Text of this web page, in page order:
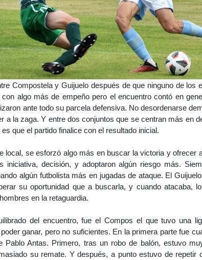
Compostela y Guijuelo después de que ninguno de los
algo más de empeño pero el encuentro contó en
ante todo su parcela defensiva. No desordenarse
a la zaga. Y entre dos conjuntos que se centran más en
que el partido finalice con el resultado inicial.
local, se esforzó algo más en buscar la victoria y ofrecer
iniciativa, decisión, y adoptaron algún riesgo más.
algún futbolista más en jugadas de ataque. El
su oportunidad que a buscarla, y cuando atacaba,
en la retaguardia.
del encuentro, fue el Compos el que tuvo una
ganar, pero no suficientes. En la primera parte fue
Pablo Antas. Primero, tras un robo de balón, estuvo
su remate. Y después, a punto estuvo de repetir